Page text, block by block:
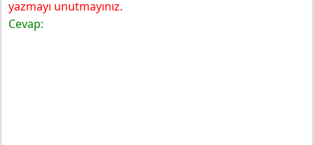
yazmayı unutmayınız.
Cevap: